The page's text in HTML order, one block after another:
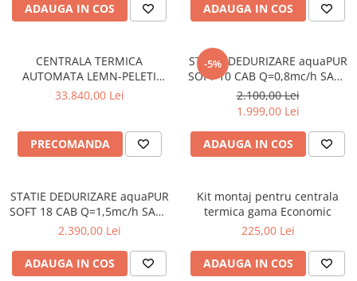
ADAUGA IN COS ADAUGA IN COS
CENTRALA TERMICA
AUTOMATA LEMN-PELETI
ARCA LPA DUO MATIC 45RI
33.840,00 Lei
PRECOMANDA
-5%
STATIE DEDURIZARE aquaPUR
SOFT 10 CAB Q=0,8mc/h SARE
23KG (CU BY-PASS)
2.100,00 Lei
1.999,00 Lei
ADAUGA IN COS
STATIE DEDURIZARE aquaPUR
SOFT 18 CAB Q=1,5mc/h SARE
43KG (CU BY-PASS)
2.390,00 Lei
ADAUGA IN COS
Kit montaj pentru centrala
termica gama Economic
225,00 Lei
ADAUGA IN COS